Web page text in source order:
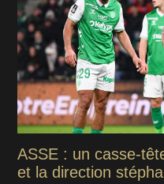
ASSE : un casse-
et la direction